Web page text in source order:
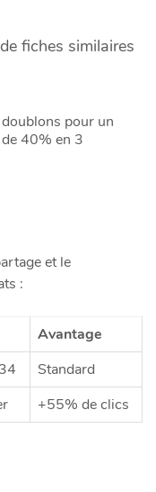
fiches similaires
pour un
40% en 3
et le
:
Avantage
Standard
+55% de clics